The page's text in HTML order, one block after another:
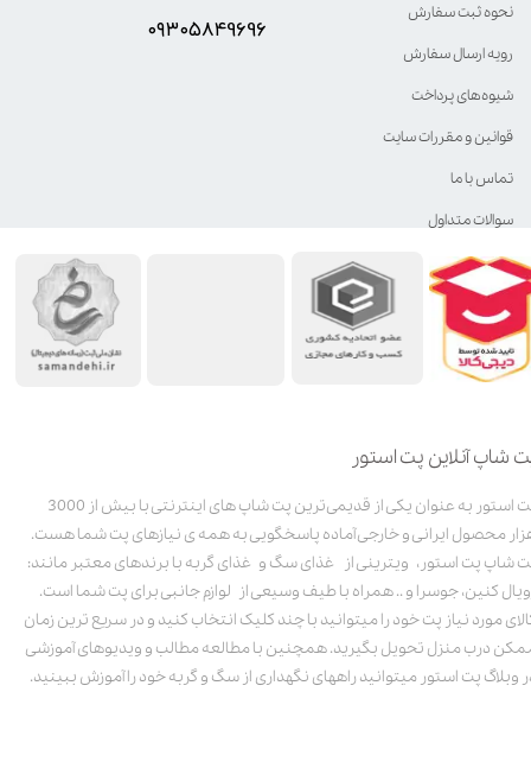
شاپ آنلاین پت استور
پت استور به عنوان یکی از قدیمی‌ترین پت شاپ های اینترنتی با بیش از 3000
محصول ایرانی و خارجی آماده پاسخگویی به همه ی نیازهای پت شما هست.
شاپ پت استور، ویترینی از غذای سگ و غذای گربه با برندهای معتبر مانند:
کنین، جوسرا و .. همراه با طیف وسیعی از لوازم جانبی برای پت شما است.
مورد نیاز پت خود را میتوانید با چند کلیک انتخاب کنید و در سریع ترین زمان
درب منزل تحویل بگیرید. همچنین با مطالعه مطالب و ویدیوهای آموزشی
وبلاگ پت استور میتوانید راههای نگهداری از سگ و گربه خود را آموزش ببینید.
نحوه ثبت سفارش
رویه ارسال سفارش
شیوه‌های پرداخت
قوانین و مقررات سایت
تماس با ما
سوالات متداول
۰۹۳۰۵8۴9696